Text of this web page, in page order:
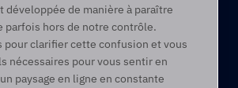
développée de manière à paraître
parfois hors de notre contrôle.
pour clarifier cette confusion et vous
nécessaires pour vous sentir en
paysage en ligne en constante